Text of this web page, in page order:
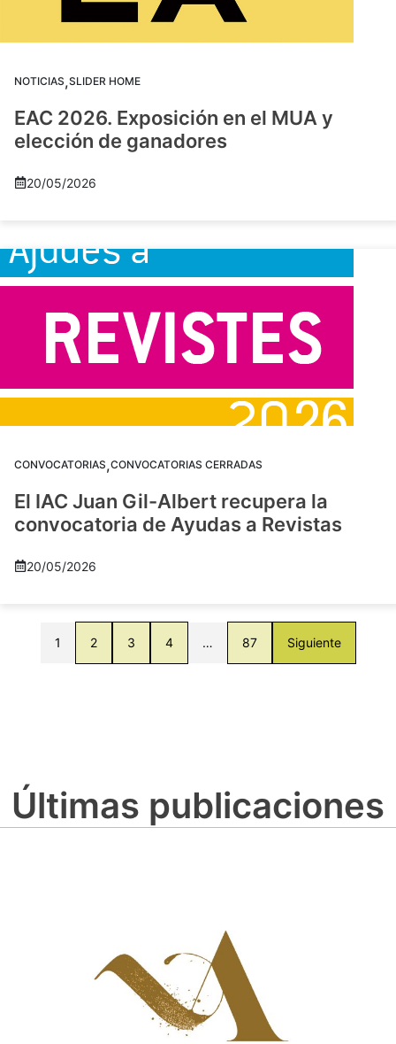
NOTICIAS,SLIDER HOME
EAC 2026. Exposición en el MUA y
elección de ganadores
20/05/2026
CONVOCATORIAS,CONVOCATORIAS CERRADAS
El IAC Juan Gil-Albert recupera la
convocatoria de Ayudas a Revistas
20/05/2026
1 2 3 4 … 87 Siguiente
Últimas publicaciones